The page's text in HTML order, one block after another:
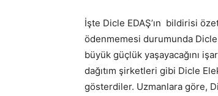
İşte Dicle EDAŞ’ın bildirisi
ödenmemesi durumunda
büyük güçlük yaşayacağını
dağıtım şirketleri gibi Dicle
gösterdiler. Uzmanlara göre,